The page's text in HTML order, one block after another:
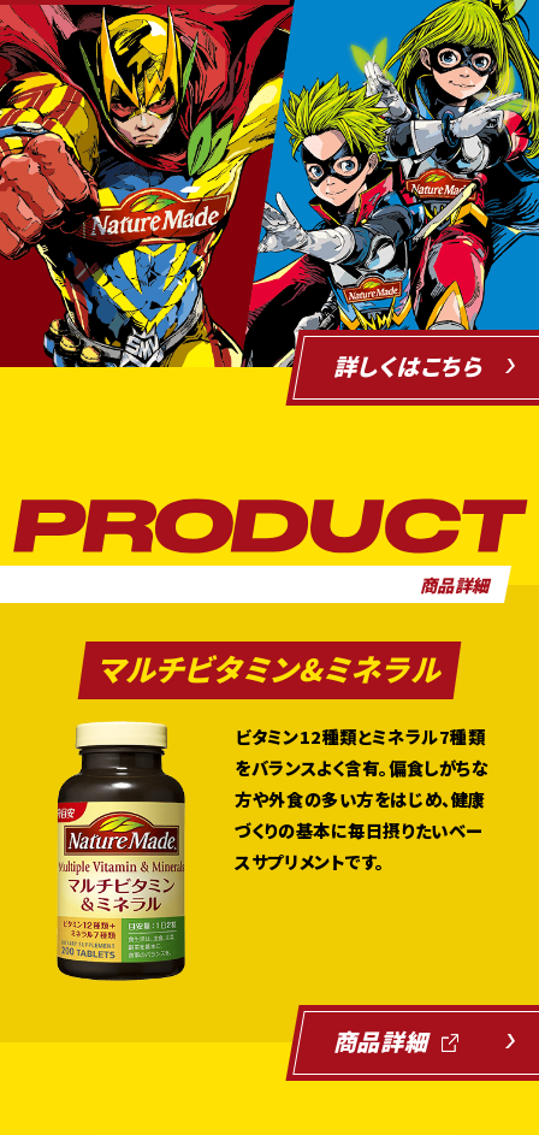
詳しくはこちら
商品詳細
マルチビタミン&ミネラル
ビタミン12種類とミネラル7種類
をバランスよく含有。偏食しがちな
方や外食の多い方をはじめ、健康
づくりの基本に毎日摂りたいベー
スサプリメントです。
商品詳細